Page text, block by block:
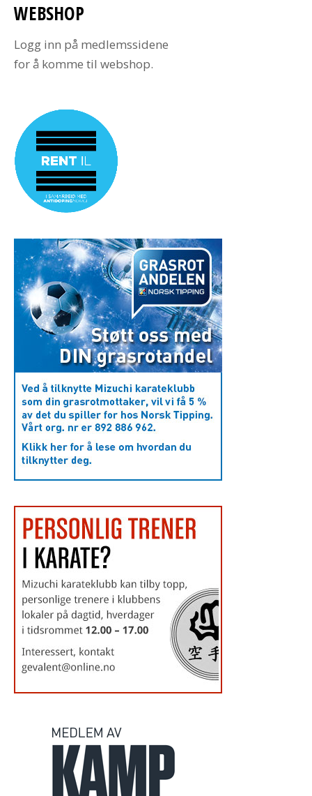
WEBSHOP
Logg inn på medlemssidene
for å komme til webshop.